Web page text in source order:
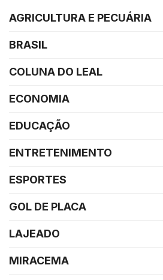
AGRICULTURA E PECUÁRIA
BRASIL
COLUNA DO LEAL
ECONOMIA
EDUCAÇÃO
ENTRETENIMENTO
ESPORTES
GOL DE PLACA
LAJEADO
MIRACEMA